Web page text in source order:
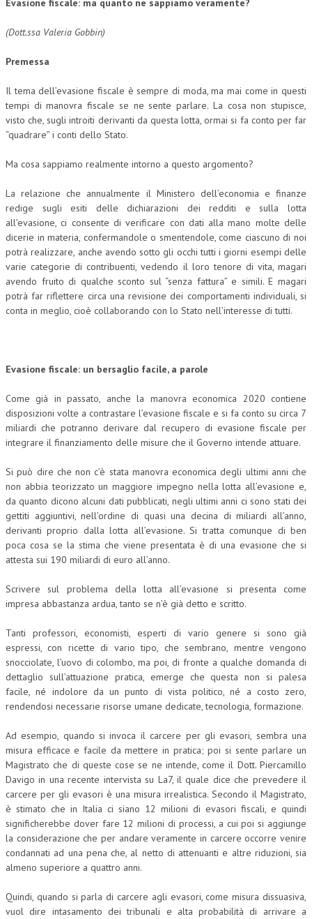
Evasione fiscale: ma quanto ne sappiamo veramente?
(Dott.ssa Valeria Gobbin)
Premessa
Il tema dell’evasione fiscale è sempre di moda, ma mai come in questi
tempi di manovra fiscale se ne sente parlare. La cosa non stupisce,
visto che, sugli introiti derivanti da questa lotta, ormai si fa conto per far
“quadrare” i conti dello Stato.
Ma cosa sappiamo realmente intorno a questo argomento?
La relazione che annualmente il Ministero dell’economia e finanze
redige sugli esiti delle dichiarazioni dei redditi e sulla lotta
all’evasione, ci consente di verificare con dati alla mano molte delle
dicerie in materia, confermandole o smentendole, come ciascuno di noi
potrà realizzare, anche avendo sotto gli occhi tutti i giorni esempi delle
varie categorie di contribuenti, vedendo il loro tenore di vita, magari
avendo fruito di qualche sconto sul “senza fattura” e simili. E magari
potrà far riflettere circa una revisione dei comportamenti individuali, si
conta in meglio, cioè collaborando con lo Stato nell’interesse di tutti.
Evasione fiscale: un bersaglio facile, a parole
Come già in passato, anche la manovra economica 2020 contiene
disposizioni volte a contrastare l’evasione fiscale e si fa conto su circa 7
miliardi che potranno derivare dal recupero di evasione fiscale per
integrare il finanziamento delle misure che il Governo intende attuare.
Si può dire che non c’è stata manovra economica degli ultimi anni che
non abbia teorizzato un maggiore impegno nella lotta all’evasione e,
da quanto dicono alcuni dati pubblicati, negli ultimi anni ci sono stati dei
gettiti aggiuntivi, nell’ordine di quasi una decina di miliardi all’anno,
derivanti proprio dalla lotta all’evasione. Si tratta comunque di ben
poca cosa se la stima che viene presentata è di una evasione che si
attesta sui 190 miliardi di euro all’anno.
Scrivere sul problema della lotta all’evasione si presenta come
impresa abbastanza ardua, tanto se n’è già detto e scritto.
Tanti professori, economisti, esperti di vario genere si sono già
espressi, con ricette di vario tipo, che sembrano, mentre vengono
snocciolate, l’uovo di colombo, ma poi, di fronte a qualche domanda di
dettaglio sull’attuazione pratica, emerge che questa non si palesa
facile, né indolore da un punto di vista politico, né a costo zero,
rendendosi necessarie risorse umane dedicate, tecnologia, formazione.
Ad esempio, quando si invoca il carcere per gli evasori, sembra una
misura efficace e facile da mettere in pratica; poi si sente parlare un
Magistrato che di queste cose se ne intende, come il Dott. Piercamillo
Davigo in una recente intervista su La7, il quale dice che prevedere il
carcere per gli evasori è una misura irrealistica. Secondo il Magistrato,
è stimato che in Italia ci siano 12 milioni di evasori fiscali, e quindi
significherebbe dover fare 12 milioni di processi, a cui poi si aggiunge
la considerazione che per andare veramente in carcere occorre venire
condannati ad una pena che, al netto di attenuanti e altre riduzioni, sia
almeno superiore a quattro anni.
Quindi, quando si parla di carcere agli evasori, come misura dissuasiva,
vuol dire intasamento dei tribunali e alta probabilità di arrivare a